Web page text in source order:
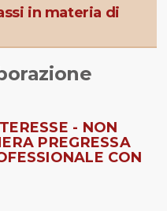
in materia di
- NON
PREGRESSA
CON